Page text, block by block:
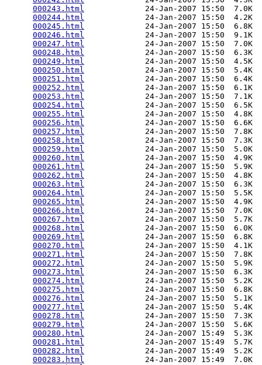
000243.html
             24-Jan-2007 15:50  7.0K
000244.html
             24-Jan-2007 15:50  4.2K
000245.html
             24-Jan-2007 15:50  6.8K
000246.html
             24-Jan-2007 15:50  9.1K
000247.html
             24-Jan-2007 15:50  7.0K
000248.html
             24-Jan-2007 15:50  6.3K
000249.html
             24-Jan-2007 15:50  4.5K
000250.html
             24-Jan-2007 15:50  5.4K
000251.html
             24-Jan-2007 15:50  6.4K
000252.html
             24-Jan-2007 15:50  6.1K
000253.html
             24-Jan-2007 15:50  7.1K
000254.html
             24-Jan-2007 15:50  6.5K
000255.html
             24-Jan-2007 15:50  4.8K
000256.html
             24-Jan-2007 15:50  6.6K
000257.html
             24-Jan-2007 15:50  7.8K
000258.html
             24-Jan-2007 15:50  7.3K
000259.html
             24-Jan-2007 15:50  5.0K
000260.html
             24-Jan-2007 15:50  4.9K
000261.html
             24-Jan-2007 15:50  5.9K
000262.html
             24-Jan-2007 15:50  4.8K
000263.html
             24-Jan-2007 15:50  6.3K
000264.html
             24-Jan-2007 15:50  5.5K
000265.html
             24-Jan-2007 15:50  4.9K
000266.html
             24-Jan-2007 15:50  7.0K
000267.html
             24-Jan-2007 15:50  5.7K
000268.html
             24-Jan-2007 15:50  6.0K
000269.html
             24-Jan-2007 15:50  6.8K
000270.html
             24-Jan-2007 15:50  4.1K
000271.html
             24-Jan-2007 15:50  7.8K
000272.html
             24-Jan-2007 15:50  5.9K
000273.html
             24-Jan-2007 15:50  6.3K
000274.html
             24-Jan-2007 15:50  5.2K
000275.html
             24-Jan-2007 15:50  6.8K
000276.html
             24-Jan-2007 15:50  5.1K
000277.html
             24-Jan-2007 15:50  5.4K
000278.html
             24-Jan-2007 15:50  7.3K
000279.html
             24-Jan-2007 15:50  5.6K
000280.html
             24-Jan-2007 15:49  5.3K
000281.html
             24-Jan-2007 15:49  5.7K
000282.html
             24-Jan-2007 15:49  5.2K
000283.html
             24-Jan-2007 15:49  7.0K